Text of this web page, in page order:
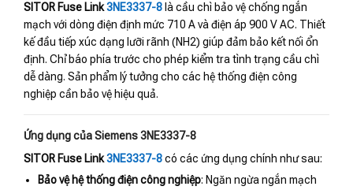
SITOR Fuse Link3NE3337-8 là cầu chì bảo vệ chống ngắn
mạch với dòng điện định mức 710 A và điện áp 900 V AC. Thiết
kế đầu tiếp xúc dạng lưỡi rãnh (NH2) giúp đảm bảo kết nối ổn
định. Chỉ báo phía trước cho phép kiểm tra tình trạng cầu chì
dễ dàng. Sản phẩm lý tưởng cho các hệ thống điện công
nghiệp cần bảo vệ hiệu quả.
Ứng dụng của Siemens 3NE3337-8
SITOR Fuse Link3NE3337-8có các ứng dụng chính như sau:
Bảo vệ hệ thống điện công nghiệp: Ngăn ngừa ngắn mạch